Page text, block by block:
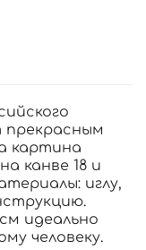
прекрасным
картина
канве 18 и
иглу,
идеально
человеку.